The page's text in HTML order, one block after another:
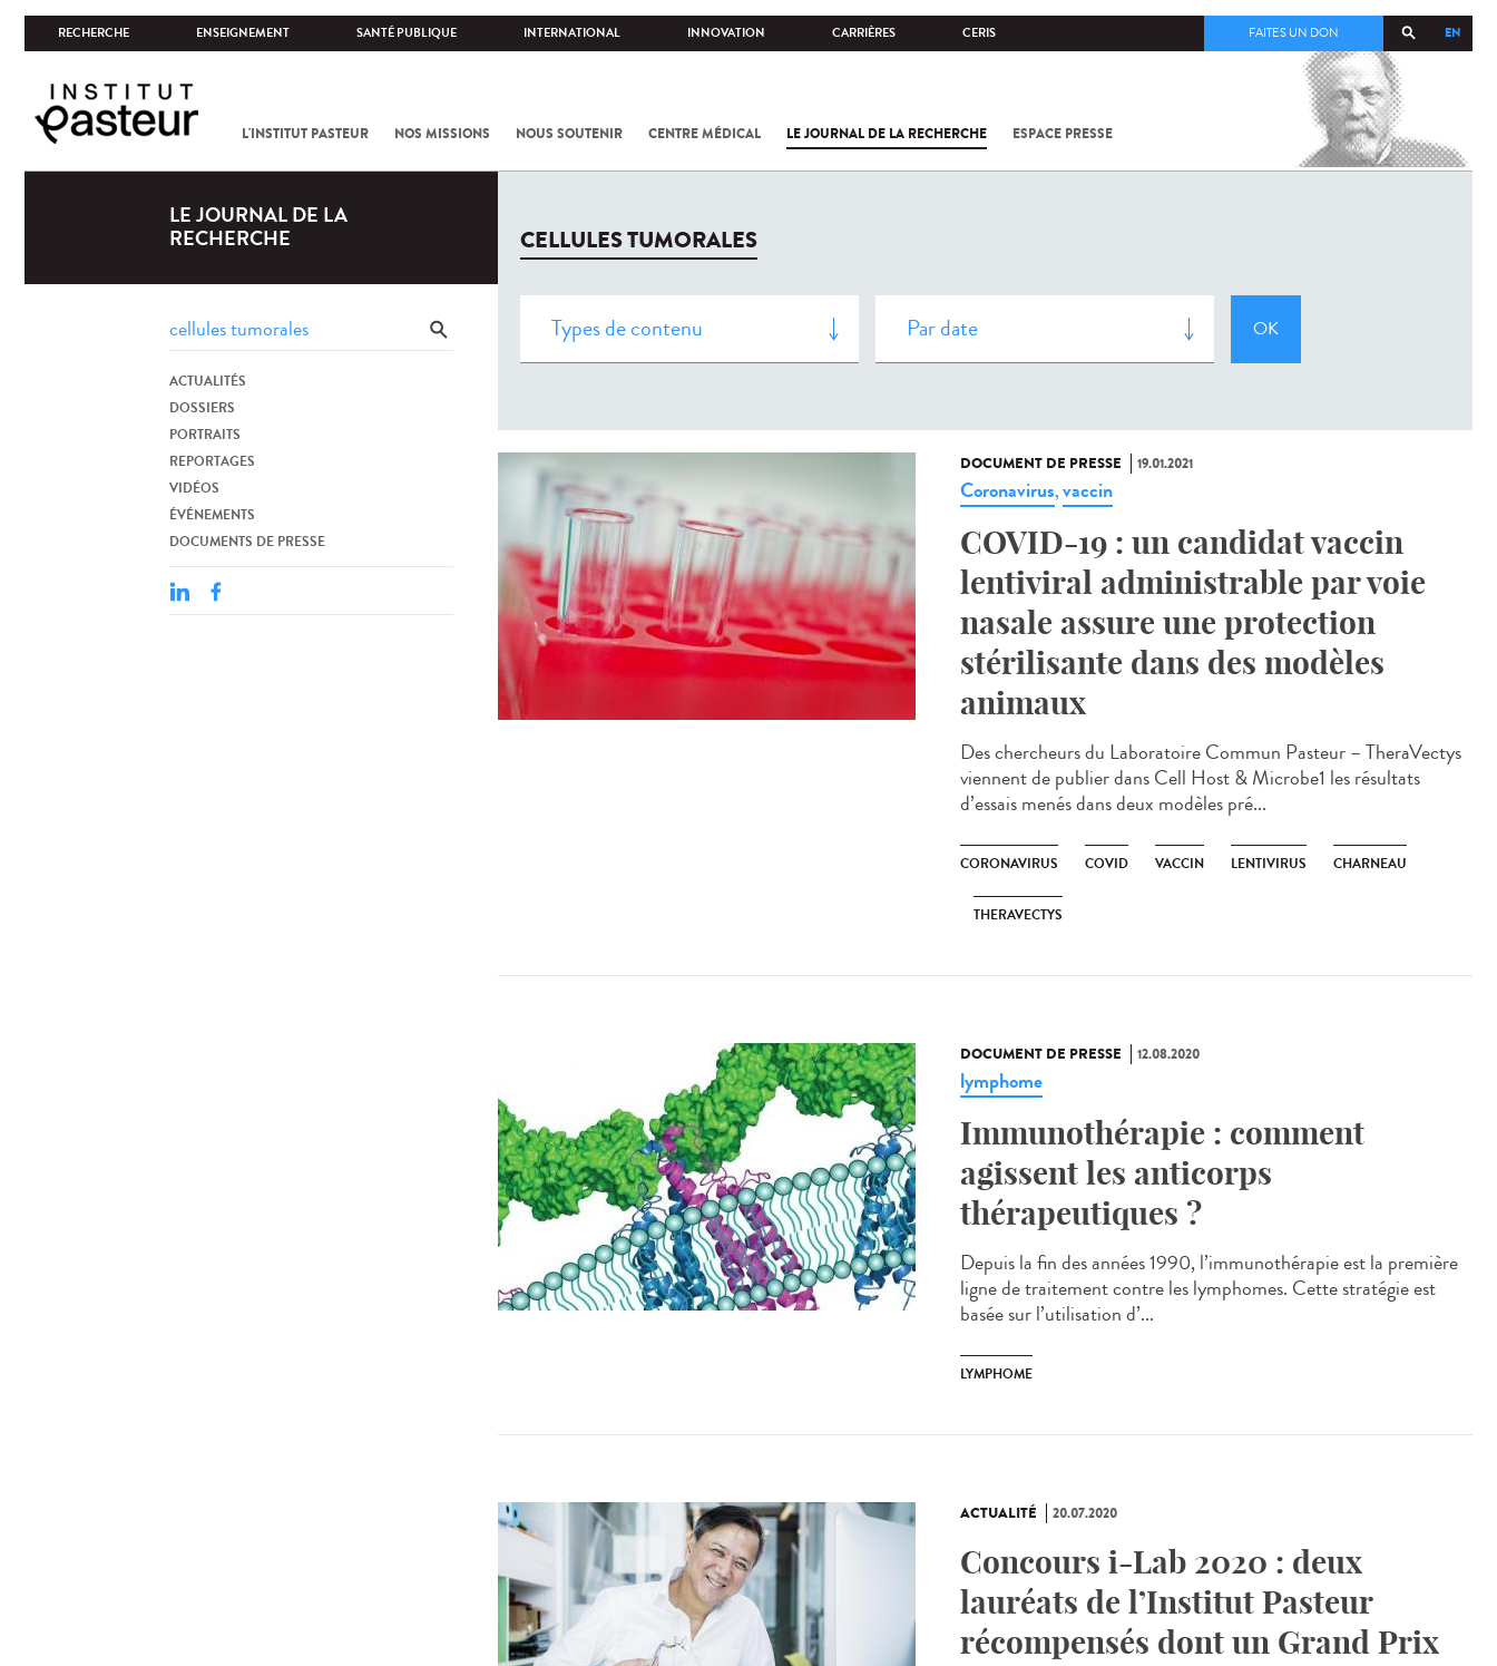
RECHERCHE ENSEIGNEMENT SANTÉ PUBLIQUE INTERNATIONAL INNOVATION CARRIÈRES CERIS EN
FAITES UN DON
L'INSTITUT PASTEUR NOS MISSIONS NOUS SOUTENIR CENTRE MÉDICAL LE JOURNAL DE LA RECHERCHE ESPACE PRESSE
COV-2 /
LE JOURNAL DE LA
RECHERCHE
ACTUALITÉS
DOSSIERS
PORTRAITS
REPORTAGES
VIDÉOS
ÉVÉNEMENTS
DOCUMENTS DE PRESSE
CELLULES TUMORALES
DOCUMENT DE PRESSE 19.01.2021
Coronavirus,vaccin
COVID-19 : un candidat vaccin
lentiviral administrable par voie
nasale assure une protection
stérilisante dans des modèles
animaux
Des chercheurs du Laboratoire Commun Pasteur – TheraVectys
viennent de publier dans Cell Host & Microbe1 les résultats
d’essais menés dans deux modèles pré...
CORONAVIRUS COVID VACCIN LENTIVIRUS CHARNEAU
THERAVECTYS
DOCUMENT DE PRESSE 12.08.2020
lymphome
Immunothérapie : comment
agissent les anticorps
thérapeutiques ?
Depuis la fin des années 1990, l’immunothérapie est la première
ligne de traitement contre les lymphomes. Cette stratégie est
basée sur l’utilisation d’...
LYMPHOME
ACTUALITÉ 20.07.2020
Concours i-Lab 2020 : deux
lauréats de l’Institut Pasteur
récompensés dont un Grand Prix